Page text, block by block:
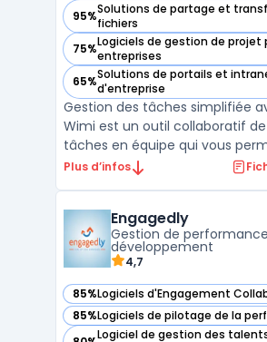
95%Solutions de partage et
fichiers
— voir Wimi dans cette catégorie
75%Logiciels de gestion de projet
entreprises
— voir Wimi dans cette catégorie
65%Solutions de portails et
d'entreprise
— voir Wimi dans cette catégorie
Gestion des tâches simplifiée
Wimi est un outil collaboratif
tâches en équipe qui vous
travailler plus rapidement et
tâches à des membres de
suivre leur progression ...
Plus d’infos
Engagedly
Gestion de
développement
4,7
85%Logiciels d'Engagement
— voir Engagedly dans cette
85%Logiciels de pilotage de la
— voir Engagedly dans cette
Logiciel de gestion des